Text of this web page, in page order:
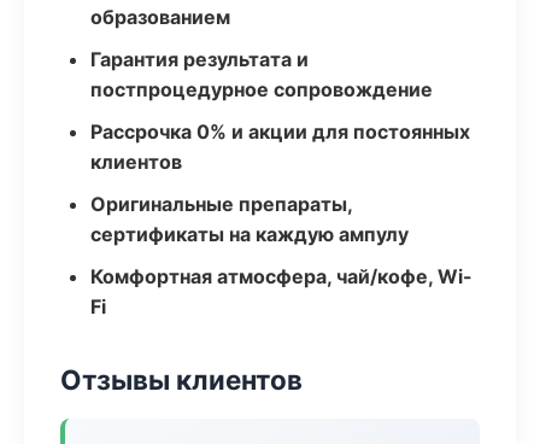
образованием
Гарантия результата и
постпроцедурное сопровождение
Рассрочка 0% и акции для постоянных
клиентов
Оригинальные препараты,
сертификаты на каждую ампулу
Комфортная атмосфера, чай/кофе, Wi-
Fi
Отзывы клиентов